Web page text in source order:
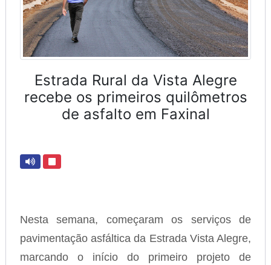
Estrada Rural da Vista Alegre
recebe os primeiros quilômetros
de asfalto em Faxinal
Nesta semana, começaram os serviços de
pavimentação asfáltica da Estrada Vista Alegre,
marcando o início do primeiro projeto de